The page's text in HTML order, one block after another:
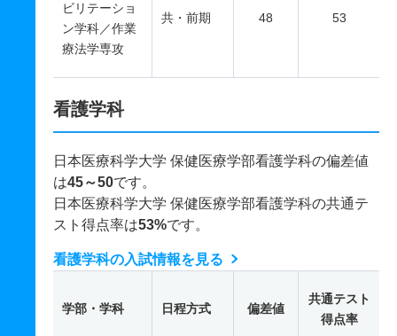
ビリテーショ
ン学科／作業
療法学専攻
共・前期 48 53
看護学科
日本医療科学大学 保健医療学部看護学科の偏差値
は45～50です。
日本医療科学大学 保健医療学部看護学科の共通テ
スト得点率は53%です。
看護学科の入試情報を見る
学部・学科 日程方式 偏差値
共通テスト
得点率